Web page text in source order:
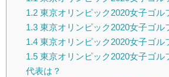
1.2東京オリンピック2020女子ゴル
1.3東京オリンピック2020女子ゴル
1.4東京オリンピック2020女子ゴル
1.5東京オリンピック2020女子ゴル
代表は？